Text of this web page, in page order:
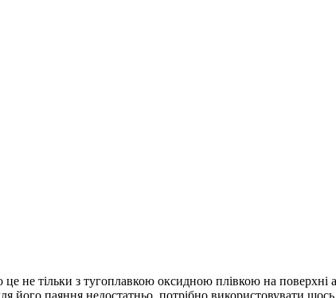
не тільки з тугоплавкою оксидною плівкою на поверхні
його паяння недостатньо, потрібно використовувати